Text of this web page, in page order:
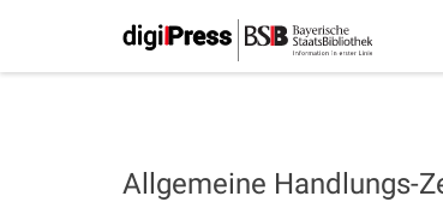
Allgemeine Handlungs-